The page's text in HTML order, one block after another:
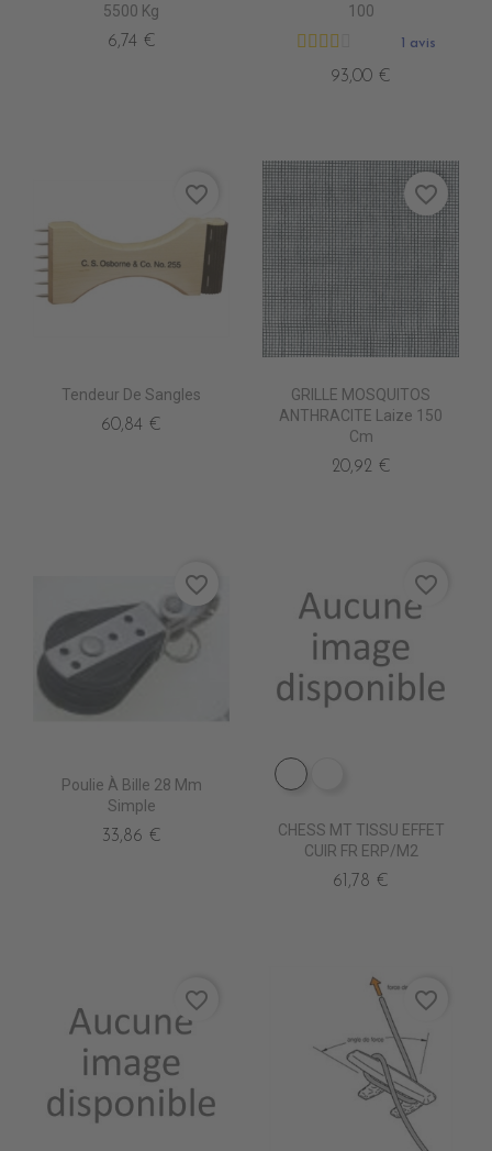
5500 Kg
6,74 €
100
1 avis
93,00 €
Tendeur De Sangles
60,84 €
favorite_border
GRILLE MOSQUITOS
ANTHRACITE Laize 150
Cm
20,92 €
favorite_border
Poulie À Bille 28 Mm
Simple
33,86 €
favorite_border
EP2570 SARRE
CHESS MT TISSU EFFET
CUIR FR ERP/M2
61,78 €
favorite_border
favorite_border favorite_border